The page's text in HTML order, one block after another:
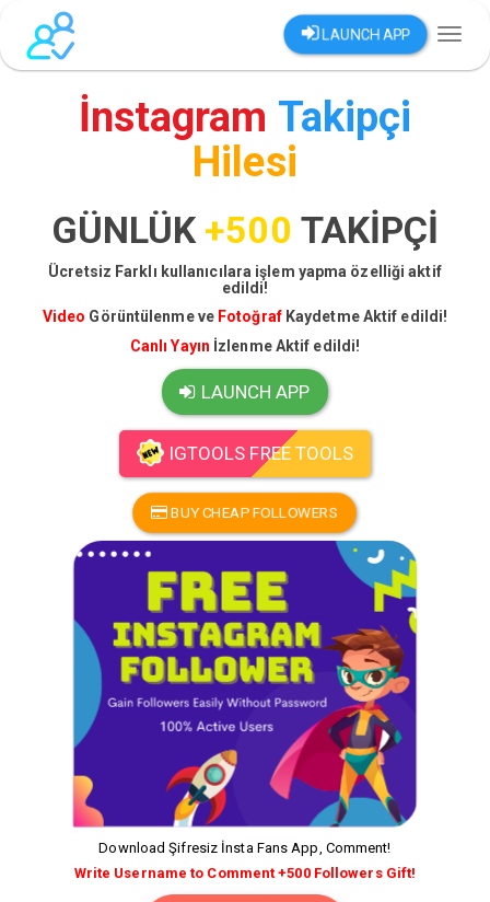
LAUNCH APP
İnstagram Takipçi
Hilesi
GÜNLÜK +500 TAKİPÇİ
Ücretsiz Farklı kullanıcılara işlem yapma özelliği aktif
edildi!
Video Görüntülenme ve Fotoğraf Kaydetme Aktif edildi!
Canlı Yayın İzlenme Aktif edildi!
LAUNCH APP
IGTOOLS FREE TOOLS
BUY CHEAP FOLLOWERS
Download Şifresiz İnsta Fans App, Comment!
Write Username to Comment +500 Followers Gift!